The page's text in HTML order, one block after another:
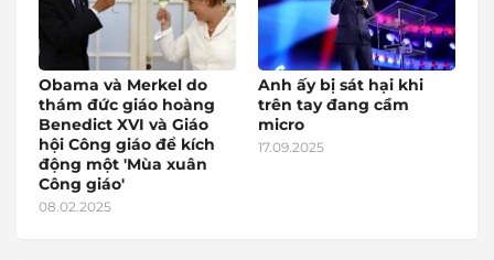
Obama và Merkel do
thám đức giáo hoàng
Benedict XVI và Giáo
hội Công giáo để kích
động một 'Mùa xuân
Công giáo'
08.02.2025
Anh ấy bị sát hại khi
trên tay đang cầm
micro
17.09.2025